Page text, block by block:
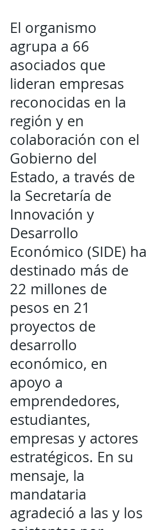
El organismo
agrupa a 66
asociados que
lideran empresas
reconocidas en la
región y en
colaboración con el
Gobierno del
Estado, a través de
la Secretaría de
Innovación y
Desarrollo
Económico (SIDE) ha
destinado más de
22 millones de
pesos en 21
proyectos de
desarrollo
económico, en
apoyo a
emprendedores,
estudiantes,
empresas y actores
estratégicos. En su
mensaje, la
mandataria
agradeció a las y los